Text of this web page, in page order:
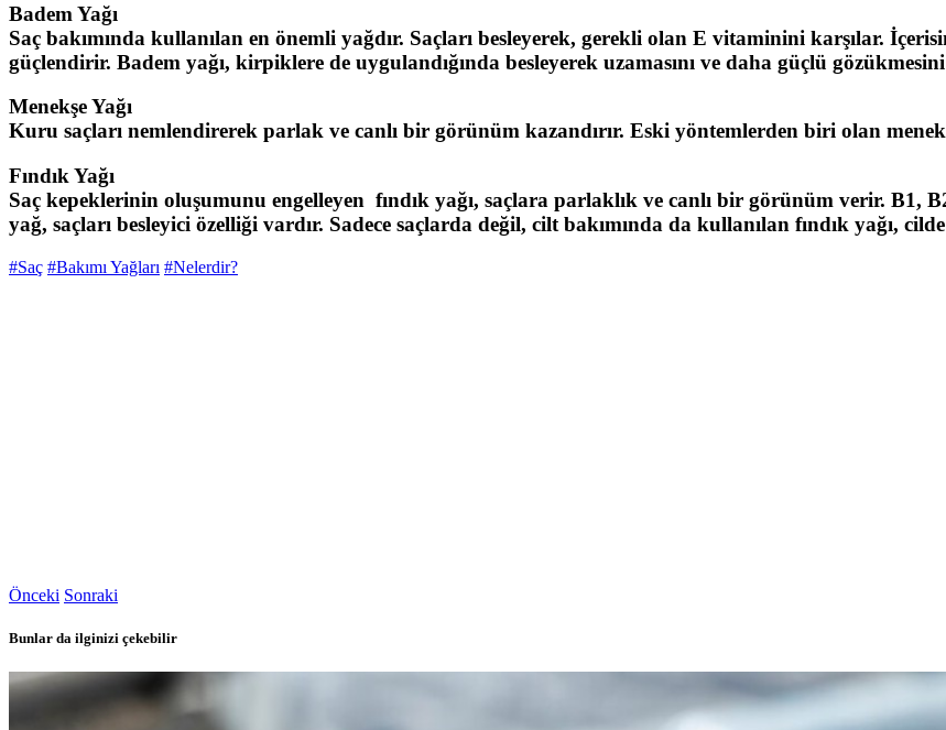
Badem Yağı
Saç bakımında kullanılan en önemli yağdır. Saçları besleyerek, gerekli olan E vitaminini karşılar.
güçlendirir. Badem yağı, kirpiklere de uygulandığında besleyerek uzamasını ve daha güçlü
Menekşe Yağı
Kuru saçları nemlendirerek parlak ve canlı bir görünüm kazandırır. Eski yöntemlerden biri olan
Fındık Yağı
Saç kepeklerinin oluşumunu engelleyen fındık yağı, saçlara parlaklık ve canlı bir görünüm verir. B1,
yağ, saçları besleyici özelliği vardır. Sadece saçlarda değil, cilt bakımında da kullanılan fındık yağı,
#Saç #Bakımı Yağları #Nelerdir?
Önceki Sonraki
Bunlar da ilginizi çekebilir